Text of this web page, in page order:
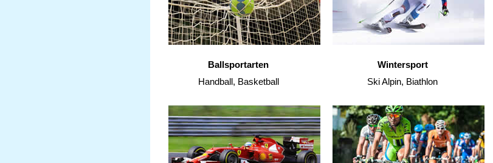
Ballsportarten
Handball, Basketball
Wintersport
Ski Alpin, Biathlon